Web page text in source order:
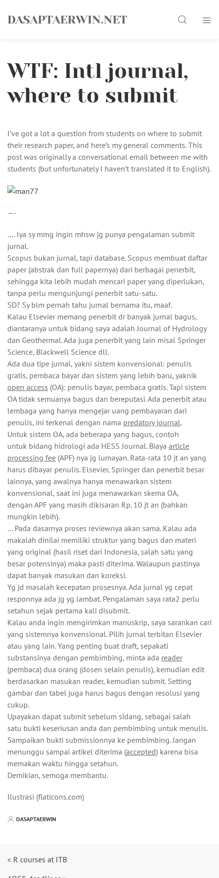
DASAPTAERWIN.NET Search
WTF: Intl journal,
where to submit
I’ve got a lot a question from students on where to submit
their research paper, and here’s my general comments. This
post was originally a conversational email between me with
students (but unfortunately I haven’t translated it to English).
—-
…. Iya sy mmg ingin mhsw jg punya pengalaman submit
jurnal.
Scopus bukan jurnal, tapi database. Scopus membuat daftar
paper (abstrak dan full papernya) dari berbagai penerbit,
sehingga kita lebih mudah mencari paper yang diperlukan,
tanpa perlu mengunjungi penerbit satu-satu.
SD? Sy blm pernah tahu jurnal bernama itu, maaf.
Kalau Elsevier memang penerbit dr banyak jurnal bagus,
diantaranya untuk bidang saya adalah Journal of Hydrology
dan Geothermal. Ada juga penerbit yang lain misal Springer
Science, Blackwell Science dll.
Ada dua tipe jurnal, yakni sistem konvensional: penulis
gratis, pembaca bayar dan sistem yang lebih baru, yaknik
open access (OA): penulis bayar, pembaca gratis. Tapi sistem
OA tidak semuanya bagus dan bereputasi. Ada penerbit atau
lembaga yang hanya mengejar uang pembayaran dari
penulis, ini terkenal dengan nama predatory journal.
Untuk sistem OA, ada beberapa yang bagus, contoh
untuk bidang hidrologi ada HESS Journal. Biaya article
processing fee (APF) nya jg lumayan. Rata-rata 10 jt an yang
harus dibayar penulis. Elsevier, Springer dan penerbit besar
lainnya, yang awalnya hanya menawarkan sistem
konvensional, saat ini juga menawarkan skema OA,
dengan APF yang masih dikisaran Rp. 10 jt an (bahkan
mungkin lebih).
… Pada dasarnya proses reviewnya akan sama. Kalau ada
makalah dinilai memiliki struktur yang bagus dan materi
yang original (hasil riset dari Indonesia, salah satu yang
besar potensinya) maka pasti diterima. Walaupun pastinya
dapat banyak masukan dan koreksi.
Yg jd masalah kecepatan prosesnya. Ada jurnal yg cepat
responnya ada jg yg lambat. Pengalaman saya rata2 perlu
setahun sejak pertama kali disubmit.
Kalau anda ingin mengirimkan manuskrip, saya sarankan cari
yang sistemnya konvensional. Pilih jurnal terbitan Elsevier
atau yang lain. Yang penting buat draft, sepakati
substansinya dengan pembimbing, minta ada reader
(pembaca) dua orang (dosen selain penulis), kemudian edit
berdasarkan masukan reader, kemudian submit. Setting
gambar dan tabel juga harus bagus dengan resolusi yang
cukup.
Upayakan dapat submit sebelum sidang, sebagai salah
satu bukti keseriusan anda dan pembimbing untuk menulis.
Sampaikan bukti submissionnya ke pembimbing. Jangan
menunggu sampai artikel diterima (accepted) karena bisa
memakan waktu hingga setahun.
Demikian, semoga membantu.
Ilustrasi (flaticons.com)
DASAPTAERWIN
« R courses at ITB